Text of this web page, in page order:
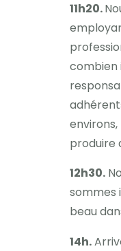
11h20.
combien
produire
12h30.
sommes
beau
14h.